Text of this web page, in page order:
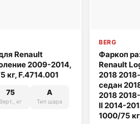
Renault
2009-2014,
кг, F.4714.001
75
Верт., кг
A
Тип шара
BERG
Фаркоп
Renault
2018
седан
2018
II 2014-
1000/75